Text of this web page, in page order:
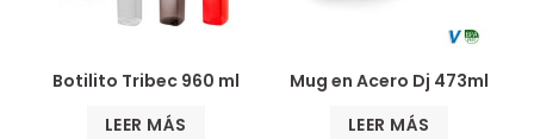
Botilito Tribec 960 ml
LEER MÁS
Mug en Acero Dj 473ml
LEER MÁS